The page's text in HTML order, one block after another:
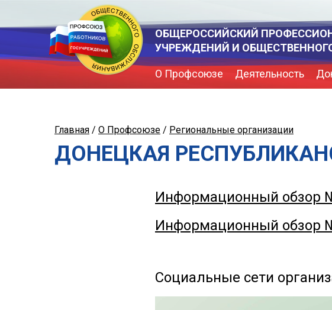
ОБЩЕРОССИЙСКИЙ
УЧРЕЖДЕНИЙ И
О Профсоюзе Деятельность
Главная / О Профсоюзе / Региональные организации
ДОНЕЦКАЯ
Информационный обзор
Информационный обзор
Социальные сети